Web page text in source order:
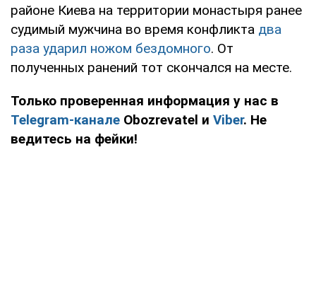
районе Киева на территории монастыря ранее
судимый мужчина во время конфликта два
раза ударил ножом бездомного. От
полученных ранений тот скончался на месте.
Только проверенная информация у нас в
Telegram-канале Obozrevatel и Viber. Не
ведитесь на фейки!